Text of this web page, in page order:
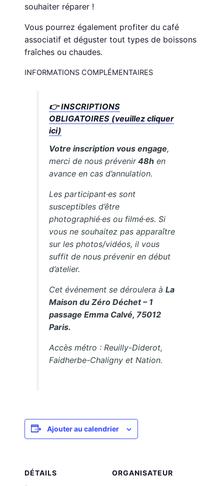
souhaiter réparer !
Vous pourrez également profiter du café
associatif et déguster tout types de boissons
fraîches ou chaudes.
INFORMATIONS COMPLÉMENTAIRES
👉 INSCRIPTIONS
OBLIGATOIRES (veuillez cliquer
ici)
Votre inscription vous engage,
merci de nous prévenir48h en
avance en cas d’annulation.
Les participant·es sont
susceptibles d’être
photographié·es ou filmé·es. Si
vous ne souhaitez pas apparaître
sur les photos/vidéos, il vous
suffit de nous prévenir en début
d’atelier.
Cet événement se déroulera àLa
Maison du Zéro Déchet – 1
passage Emma Calvé, 75012
Paris.
Accès métro : Reuilly-Diderot,
Faidherbe-Chaligny et Nation.
Ajouter au calendrier
DÉTAILS
ORGANISATEUR